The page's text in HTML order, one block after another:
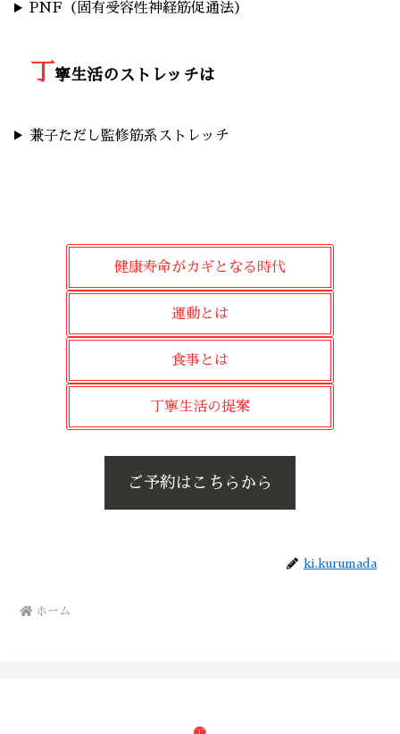
PNF（固有受容性神経筋促通法）
丁寧生活のストレッチは
兼子ただし監修筋系ストレッチ
健康寿命がカギとなる時代
運動とは
食事とは
丁寧生活の提案
ご予約はこちらから
ki.kurumada
ホーム